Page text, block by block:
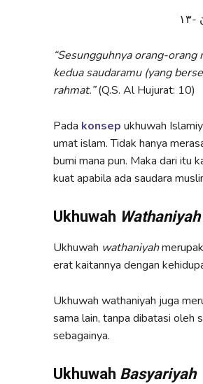
“Sesungguhnya orang-
kedua saudaramu (yang
rahmat.”(Q.S. Al Hujurat: 10)
Pada konsep ukhuwah
umat islam. Tidak hanya
bumi mana pun. Maka dari itu
kuat apabila ada saudara
Ukhuwah Wathaniyah
Ukhuwah wathaniyah
erat kaitannya dengan
Ukhuwah wathaniyah juga
sama lain, tanpa dibatasi oleh
sebagainya.
Ukhuwah Basyariyah